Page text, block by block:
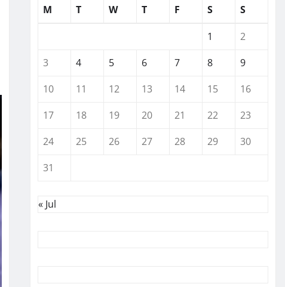
M
T W T F S S
1
2
3
4 5 6 7 8
9
10
11 12 13 14 15
16
17
18 19 20 21 22
23
24
25 26 27 28 29
30
31
« Jul